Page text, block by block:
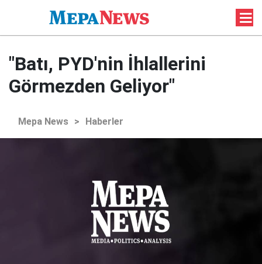
"Batı, PYD'nin İhlallerini
Görmezden Geliyor"
Mepa News > Haberler